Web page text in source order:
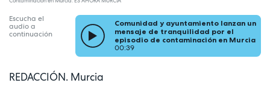
Escucha el
audio a
continuación
Comunidad y ayuntamiento lanzan un
mensaje de tranquilidad por el
episodio de contaminación en Murcia
00:39
REDACCIÓN. Murcia